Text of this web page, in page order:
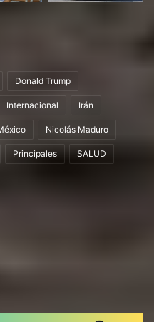
Donald Trump
Internacional Irán
Nicolás Maduro
Principales SALUD